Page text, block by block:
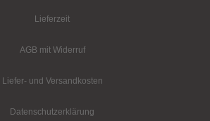
Lieferzeit
AGB mit Widerruf
Liefer- und Versandkosten
Datenschutz­erklärung